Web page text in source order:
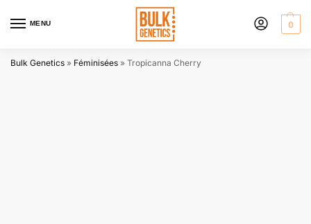
MENU 0
Bulk Genetics » Féminisées » Tropicanna Cherry